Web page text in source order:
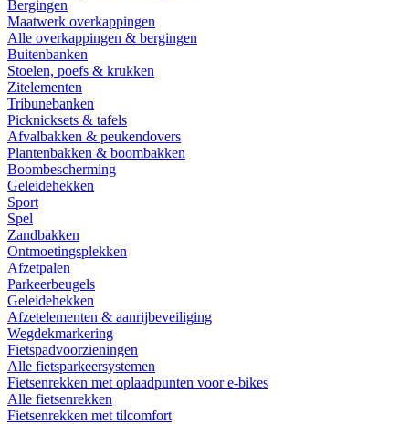
Bergingen
Maatwerk overkappingen
Alle overkappingen & bergingen
Buitenbanken
Stoelen, poefs & krukken
Zitelementen
Tribunebanken
Picknicksets & tafels
Afvalbakken & peukendovers
Plantenbakken & boombakken
Boombescherming
Geleidehekken
Sport
Spel
Zandbakken
Ontmoetingsplekken
Afzetpalen
Parkeerbeugels
Geleidehekken
Afzetelementen & aanrijbeveiliging
Wegdekmarkering
Fietspadvoorzieningen
Alle fietsparkeersystemen
Fietsenrekken met oplaadpunten voor e-bikes
Alle fietsenrekken
Fietsenrekken met tilcomfort